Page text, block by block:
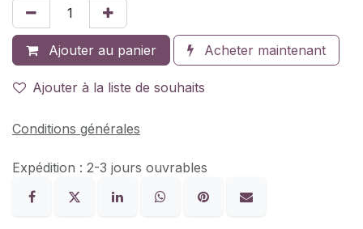
Ajouter au panier Acheter maintenant
Ajouter à la liste de souhaits
Conditions générales
Expédition : 2-3 jours ouvrables